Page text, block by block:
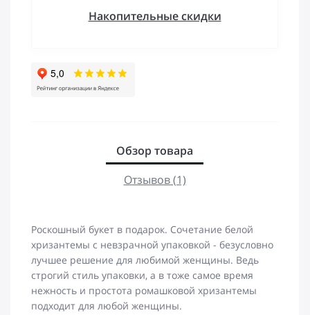
Накопительные скидки
Обзор товара
Отзывов (1)
Роскошный букет в подарок. Сочетание белой
хризантемы с невзрачной упаковкой - безусловно
лучшее решение для любимой женщины. Ведь
строгий стиль упаковки, а в тоже самое время
нежность и простота ромашковой хризантемы
подходит для любой женщины.